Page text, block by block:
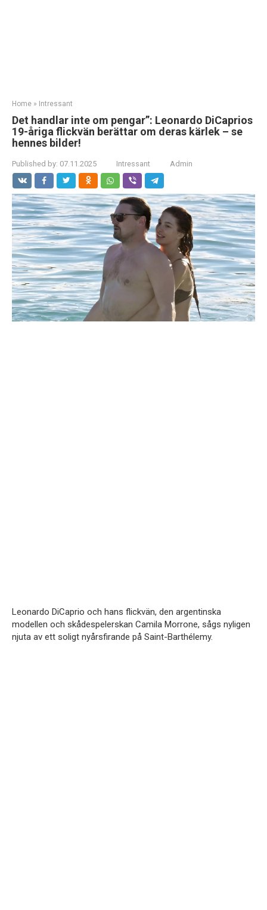
Home » Intressant
Det handlar inte om pengar”: Leonardo DiCaprios
19-åriga flickvän berättar om deras kärlek – se
hennes bilder!
Published by: 07.11.2025 Intressant Admin
Leonardo DiCaprio och hans flickvän, den argentinska
modellen och skådespelerskan Camila Morrone, sågs nyligen
njuta av ett soligt nyårsfirande på Saint-Barthélemy.